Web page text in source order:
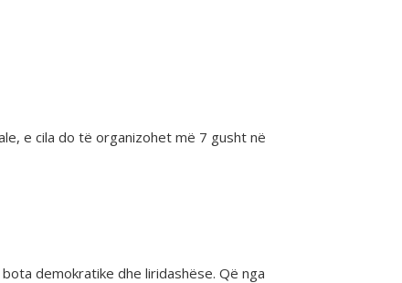
e cila do të organizohet më 7 gusht në
demokratike dhe liridashëse. Që nga